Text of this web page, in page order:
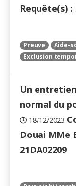
Requête(s) :
Preuve Aide-
Exclusion
Un
normal du
18/12/2023
Douai MMe
21DA02209